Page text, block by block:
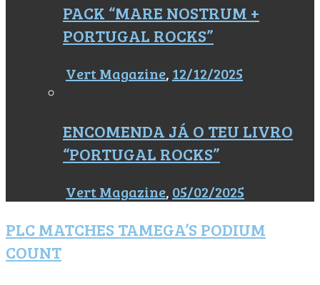
PACK “MARE NOSTRUM +
PORTUGAL ROCKS”
Vert Magazine, 12/12/2025
ENCOMENDA JÁ O TEU LIVRO
“PORTUGAL ROCKS”
Vert Magazine, 05/02/2025
PLC MATCHES TAMEGA’S PODIUM
COUNT